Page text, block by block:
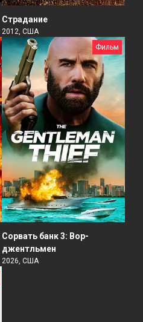
Страдание
2012, США
Фильм
Сорвать банк 3: Вор-
джентльмен
2026, США